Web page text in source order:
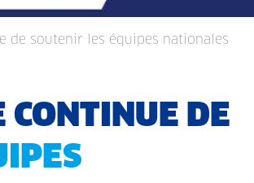
de soutenir les équipes nationales
CONTINUE DE